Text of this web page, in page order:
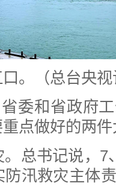
（总台央视
和省政府工
点做好的两
书记说，7
汛救灾主体